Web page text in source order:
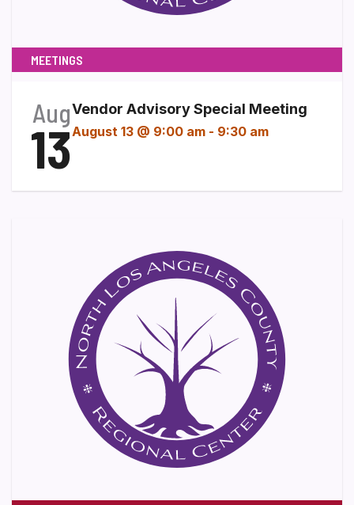
MEETINGS
Aug
13
Vendor Advisory Special Meeting
August 13 @ 9:00 am - 9:30 am